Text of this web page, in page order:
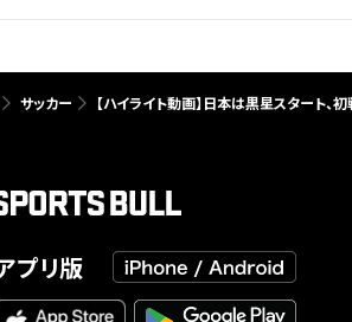
サッカー 【ハイライト動画】日本は黒星スタート、
プリ版